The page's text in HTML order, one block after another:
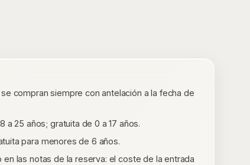
compran siempre con antelación a la fecha de
a 25 años; gratuita de 0 a 17 años.
para menores de 6 años.
las notas de la reserva: el coste de la entrada